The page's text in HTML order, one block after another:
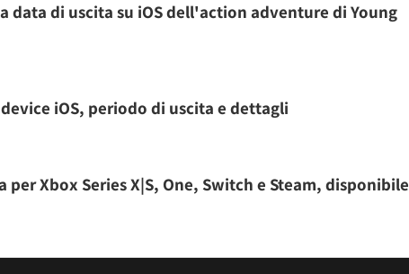
data di uscita su iOS dell'action adventure di Young
iOS, periodo di uscita e dettagli
per Xbox Series X|S, One, Switch e Steam, disponibile